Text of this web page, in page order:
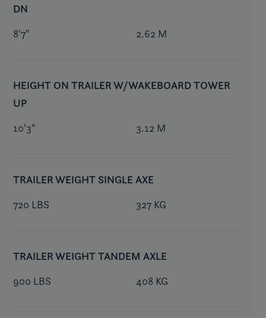
DN
8'7" 2.62 M
HEIGHT ON TRAILER W/WAKEBOARD TOWER
UP
10'3" 3.12 M
TRAILER WEIGHT SINGLE AXE
720 LBS 327 KG
TRAILER WEIGHT TANDEM AXLE
900 LBS 408 KG